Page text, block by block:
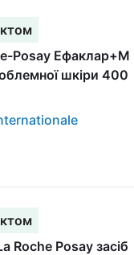
Posay Ефаклар+М
шкіри 400
Roche Posay засіб